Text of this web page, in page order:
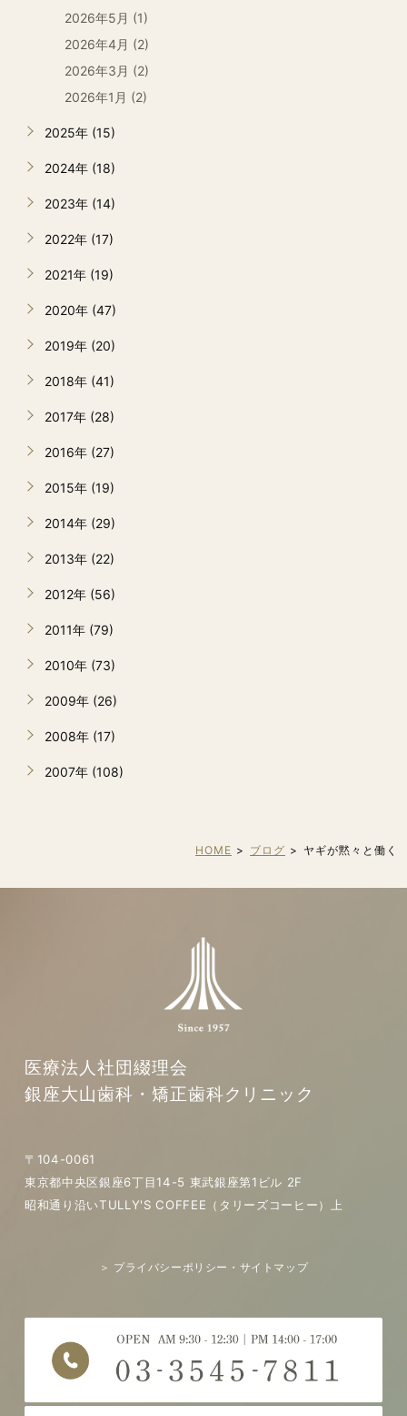
2026年5月 (1)
2026年4月 (2)
2026年3月 (2)
2026年1月 (2)
2025年 (15)
2024年 (18)
2023年 (14)
2022年 (17)
2021年 (19)
2020年 (47)
2019年 (20)
2018年 (41)
2017年 (28)
2016年 (27)
2015年 (19)
2014年 (29)
2013年 (22)
2012年 (56)
2011年 (79)
2010年 (73)
2009年 (26)
2008年 (17)
2007年 (108)
HOME ブログ ヤギが黙々と働く
医療法人社団綴理会
銀座大山歯科・矯正歯科クリニック
〒104-0061
東京都中央区銀座6丁目14-5 東武銀座第1ビル 2F
昭和通り沿いTULLY'S COFFEE（タリーズコーヒー）上
＞ プライバシーポリシー・サイトマップ